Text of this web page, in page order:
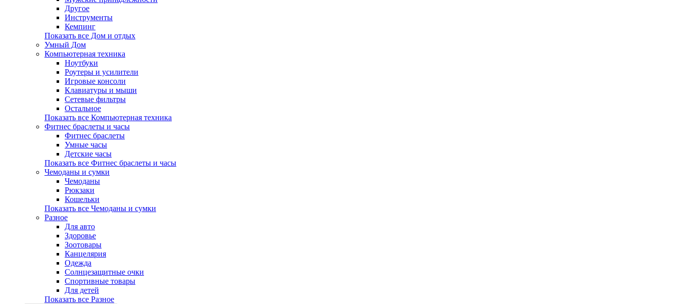
Другое
Инструменты
Кемпинг
Показать все Дом и отдых
Умный Дом
Компьютерная техника
Ноутбуки
Роутеры и усилители
Игровые консоли
Клавиатуры и мыши
Сетевые фильтры
Остальное
Показать все Компьютерная техника
Фитнес браслеты и часы
Фитнес браслеты
Умные часы
Детские часы
Показать все Фитнес браслеты и часы
Чемоданы и сумки
Чемоданы
Рюкзаки
Кошельки
Показать все Чемоданы и сумки
Разное
Для авто
Здоровье
Зоотовары
Канцелярия
Одежда
Солнцезащитные очки
Спортивные товары
Для детей
Показать все Разное